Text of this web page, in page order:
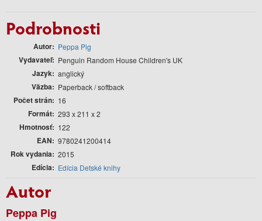
Podrobnosti
Autor Peppa Pig
Vydavateľ Penguin Random House Children's UK
Jazyk anglický
Väzba Paperback / softback
Počet strán 16
Formát 293 x 211 x 2
Hmotnosť 122
EAN 9780241200414
Rok vydania 2015
Edícia Edícia Detské knihy
Autor
Peppa Pig